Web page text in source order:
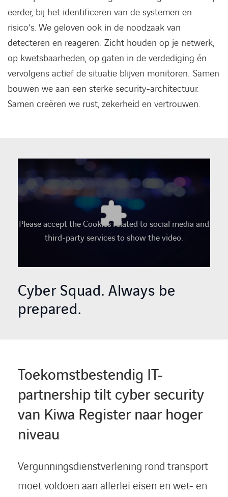
eerder, bij het identificeren van de systemen en
risico’s. We geloven ook in de noodzaak van
detecteren en reageren. Zicht houden op je netwerk,
op kwetsbaarheden, op gaten in de verdediging én
vervolgens actief de situatie blijven monitoren. Samen
bouwen we aan een sterke security-architectuur.
Samen creëren we rust, zekerheid en vertrouwen.
Cyber Squad. Always be
prepared.
Please accept the Cookies related to social media and
third-party services to show the video.
Toekomstbestendig IT-
partnership tilt cyber security
van Kiwa Register naar hoger
niveau
Vergunningsdienstverlening rond transport
moet voldoen aan allerlei eisen en wet- en